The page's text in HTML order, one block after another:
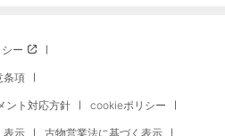
ー
条項
ント対応方針 cookieポリシー
表示 古物営業法に基づく表示